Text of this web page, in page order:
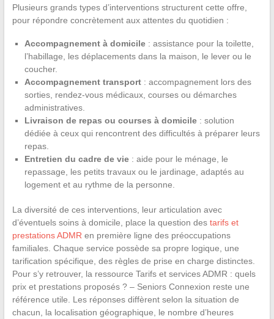
Plusieurs grands types d’interventions structurent cette offre,
pour répondre concrètement aux attentes du quotidien :
Accompagnement à domicile: assistance pour la toilette,
l’habillage, les déplacements dans la maison, le lever ou le
coucher.
Accompagnement transport: accompagnement lors des
sorties, rendez-vous médicaux, courses ou démarches
administratives.
Livraison de repas ou courses à domicile: solution
dédiée à ceux qui rencontrent des difficultés à préparer leurs
repas.
Entretien du cadre de vie: aide pour le ménage, le
repassage, les petits travaux ou le jardinage, adaptés au
logement et au rythme de la personne.
La diversité de ces interventions, leur articulation avec
d’éventuels soins à domicile, place la question des tarifs et
prestations ADMR en première ligne des préoccupations
familiales. Chaque service possède sa propre logique, une
tarification spécifique, des règles de prise en charge distinctes.
Pour s’y retrouver, la ressource Tarifs et services ADMR : quels
prix et prestations proposés ? – Seniors Connexion reste une
référence utile. Les réponses diffèrent selon la situation de
chacun, la localisation géographique, le nombre d’heures